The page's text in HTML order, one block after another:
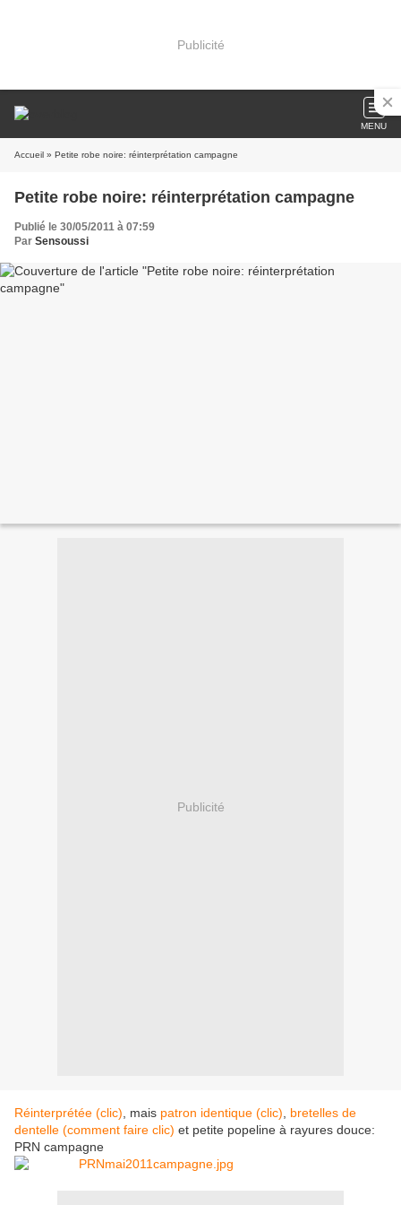
Publicité
MENU
Accueil » Petite robe noire: réinterprétation campagne
Petite robe noire: réinterprétation campagne
Publié le 30/05/2011 à 07:59
Par Sensoussi
Publicité
Réinterprétée (clic) , mais patron identique (clic)
bretelles de
dentelle (comment faire clic) et petite popeline à rayures douce:
PRN campagne